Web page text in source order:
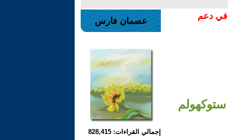
في دعم
عصمان فارس
إجمالي القراءات: 828,415